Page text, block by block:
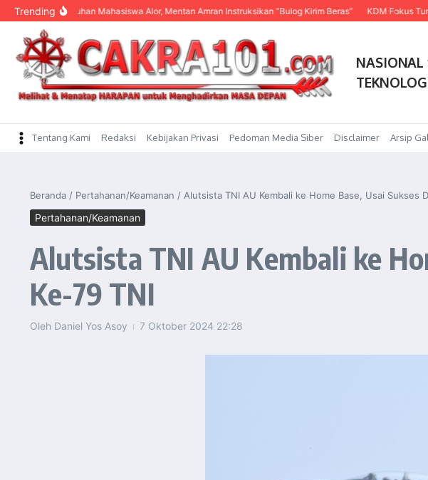
content
Trending
Keluhan Mahasiswa Alor, Mentan Amran Instruksikan “Bulog Kirim Beras” KDM Fokus Tuntaskan
NASIONAL
Tentang Kami Redaksi Kebijakan Privasi Pedoman Media Siber Disclaimer Arsip
Beranda / Pertahanan/Keamanan / Alutsista TNI AU Kembali ke Home Base, Usai Sukses
Pertahanan/Keamanan
Alutsista TNI AU Kembali ke
Ke-79 TNI
Oleh Daniel Yos Asoy 7 Oktober 2024 22:28